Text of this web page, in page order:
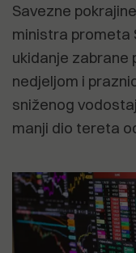
Savezne
ministra prometa
ukidanje
nedjeljom i
sniženog
manji dio tereta